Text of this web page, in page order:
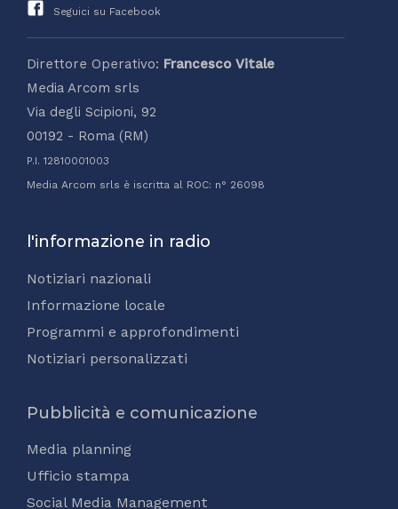
Seguici su Facebook
Direttore Operativo: Francesco Vitale
Media Arcom srls
Via degli Scipioni, 92
00192 - Roma (RM)
P.I. 12810001003
Media Arcom srls è iscritta al ROC: n° 26098
l'informazione in radio
Notiziari nazionali
Informazione locale
Programmi e approfondimenti
Notiziari personalizzati
Pubblicità e comunicazione
Media planning
Ufficio stampa
Social Media Management